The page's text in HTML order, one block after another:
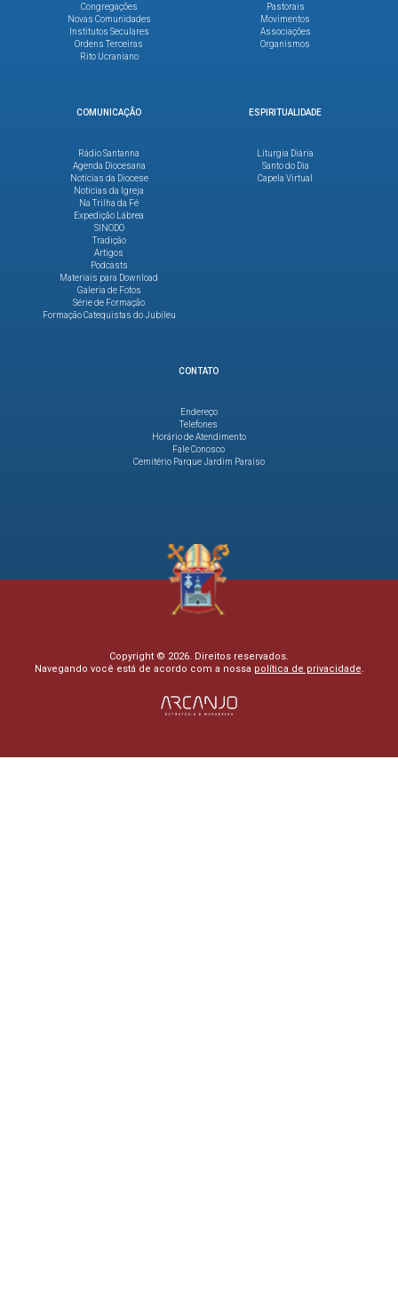
Congregações
Novas Comunidades
Institutos Seculares
Ordens Terceiras
Rito Ucraniano
Pastorais
Movimentos
Associações
Organismos
COMUNICAÇÃO
Rádio Santanna
Agenda Diocesana
Notícias da Diocese
Notícias da Igreja
Na Trilha da Fé
Expedição Lábrea
SINODO
Tradição
Artigos
Podcasts
Materiais para Download
Galeria de Fotos
Série de Formação
Formação Catequistas do Jubileu
ESPIRITUALIDADE
Liturgia Diária
Santo do Dia
Capela Virtual
CONTATO
Endereço
Telefones
Horário de Atendimento
Fale Conosco
Cemitério Parque Jardim Paraíso
Copyright © 2026. Direitos reservados.
Navegando você está de acordo com a nossa política de privacidade.